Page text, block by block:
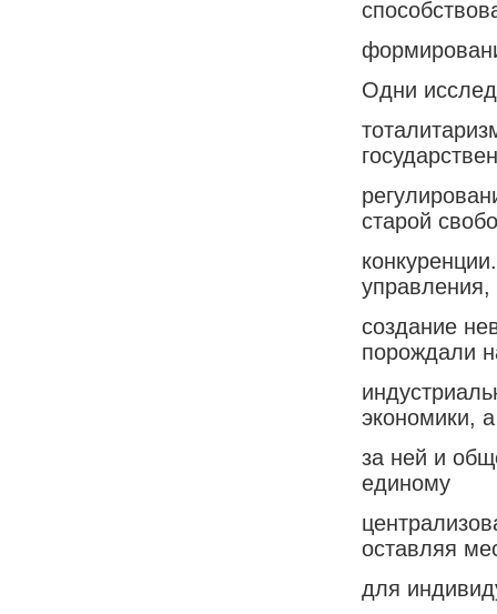
Одни
старой
управления,
создание
порождали
экономики,
за ней и
единому
оставляя
для